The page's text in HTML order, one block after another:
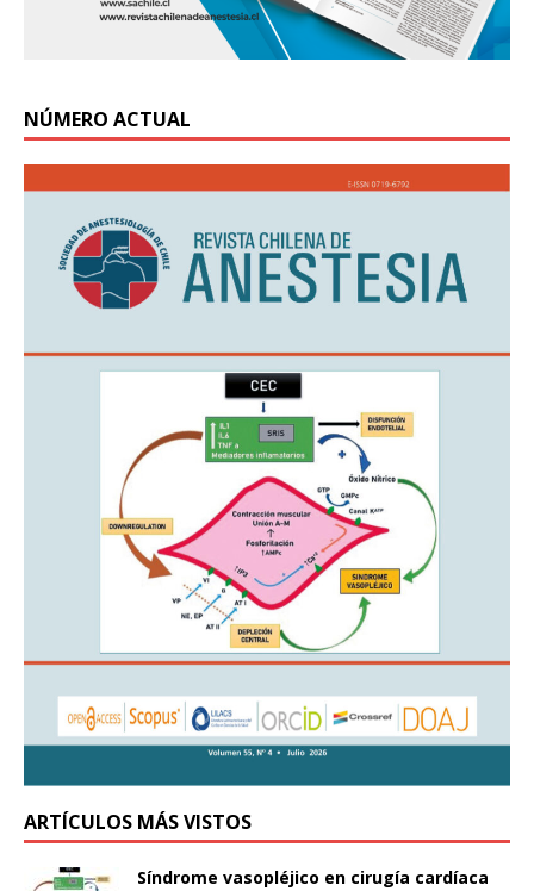
NÚMERO ACTUAL
ARTÍCULOS MÁS VISTOS
Síndrome vasopléjico en cirugía cardíaca